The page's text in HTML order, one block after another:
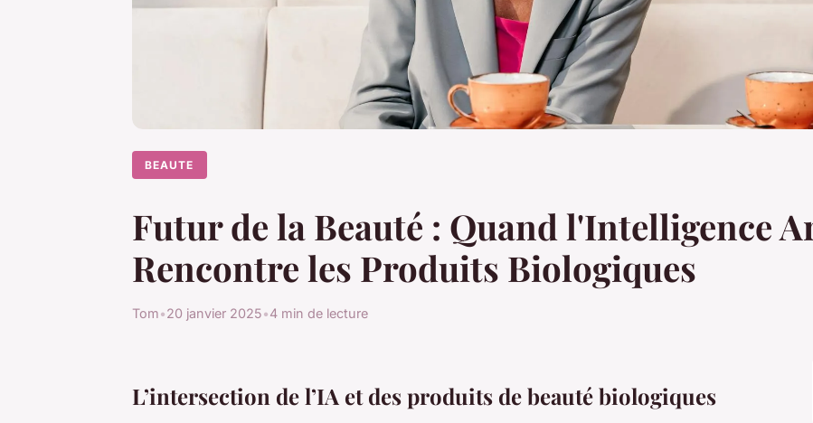
BEAUTE
Futur de la Beauté : Quand l'Intelligence
Rencontre les Produits Biologiques
Tom•20 janvier 2025•4 min de lecture
L’intersection de l’IA et des produits de beauté biologiques